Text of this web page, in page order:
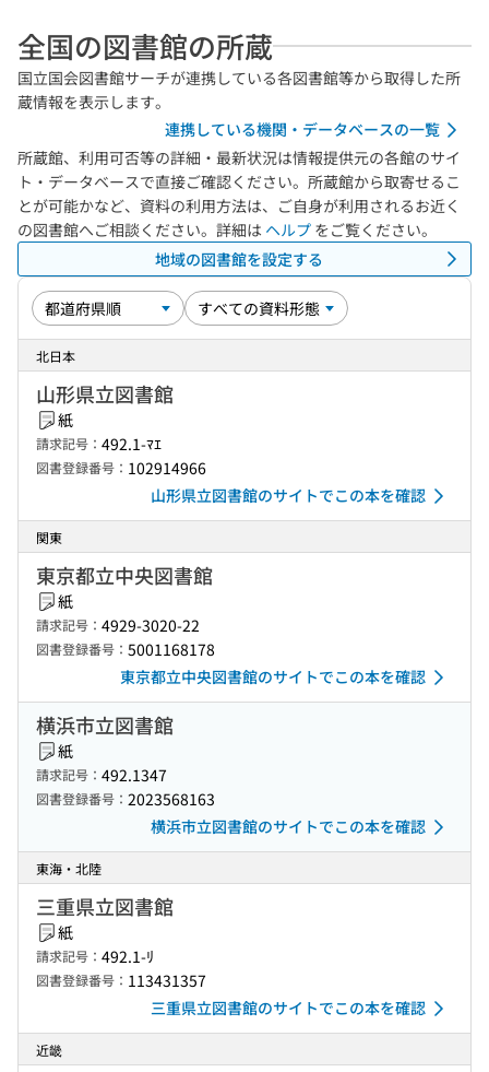
全国の図書館の所蔵
国立国会図書館サーチが連携している各図書館等から取得した所
蔵情報を表示します。
連携している機関・データベースの一覧
所蔵館、利用可否等の詳細・最新状況は情報提供元の各館のサイ
ト・データベースで直接ご確認ください。所蔵館から取寄せるこ
とが可能かなど、資料の利用方法は、ご自身が利用されるお近く
の図書館へご相談ください。詳細は ヘルプ をご覧ください。
地域の図書館を設定する
北日本
山形県立図書館
紙
請求記号： 492.1-ﾏｴ
図書登録番号： 102914966
山形県立図書館のサイトでこの本を確認
関東
東京都立中央図書館
紙
請求記号： 4929-3020-22
図書登録番号： 5001168178
東京都立中央図書館のサイトでこの本を確認
横浜市立図書館
紙
請求記号： 492.1347
図書登録番号： 2023568163
横浜市立図書館のサイトでこの本を確認
東海・北陸
三重県立図書館
紙
請求記号： 492.1-ﾘ
図書登録番号： 113431357
三重県立図書館のサイトでこの本を確認
近畿